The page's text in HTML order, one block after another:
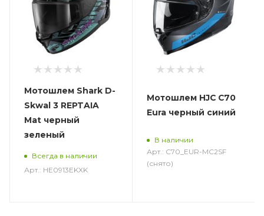
Мотошлем Shark D-
Skwal 3 REPTAIA
Mat черный
зеленый
Всегда в наличии
Арт.: HE0913EKXK
Мотошлем HJC C70
Eura черный синий
В наличии
Арт.: C70_EUR-MC2SF
(снято)